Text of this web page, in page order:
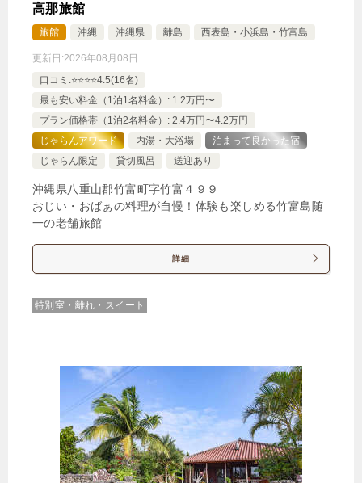
高那旅館
旅館 沖縄 沖縄県 離島 西表島・小浜島・竹富島
更新日:2026年08月08日
口コミ:⭐️⭐️⭐️⭐️4.5(16名)
最も安い料金（1泊1名料金）: 1.2万円〜
プラン価格帯（1泊2名料金）: 2.4万円〜4.2万円
じゃらんアワード
内湯・大浴場
泊まって良かった宿
じゃらん限定
貸切風呂 送迎あり
沖縄県八重山郡竹富町字竹富４９９
おじい・おばぁの料理が自慢！体験も楽しめる竹富島随
一の老舗旅館
詳細
特別室・離れ・スイート